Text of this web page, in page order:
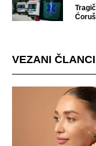
VEZANI ČLANCI